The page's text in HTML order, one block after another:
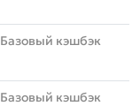
Базовый кэшбэк
Базовый кэшбэк